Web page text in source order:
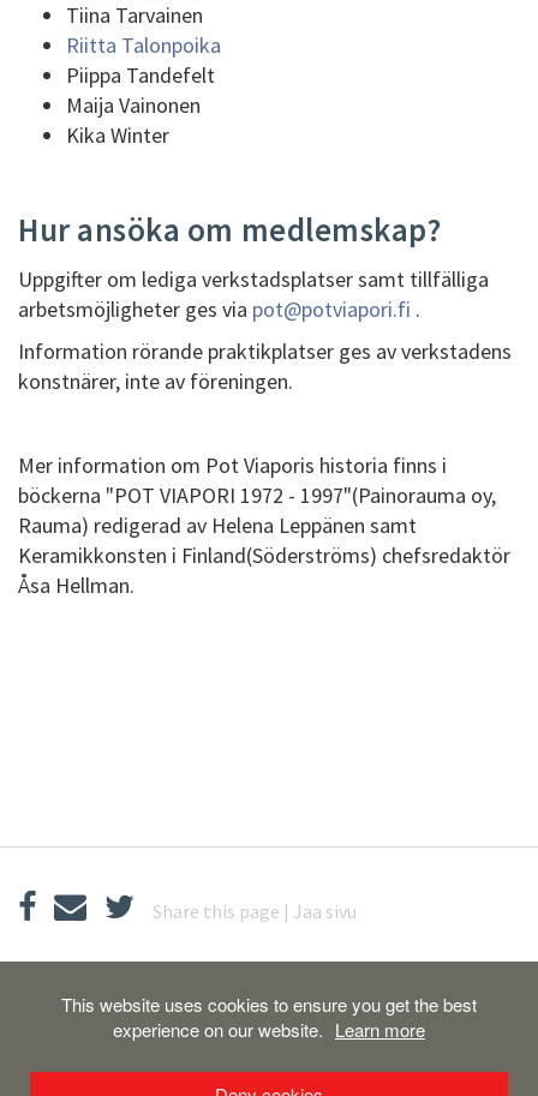
This website uses cookies to ensure you get the best
experience on our website. Learn more
Tiina Tarvainen
Riitta Talonpoika
Piippa Tandefelt
Maija Vainonen
Kika Winter
Hur ansöka om medlemskap?
Uppgifter om lediga verkstadsplatser samt tillfälliga
arbetsmöjligheter ges via pot@potviapori.fi .
Information rörande praktikplatser ges av verkstadens
konstnärer, inte av föreningen.
Mer information om Pot Viaporis historia finns i
böckerna "POT VIAPORI 1972 - 1997"(Painorauma oy,
Rauma) redigerad av Helena Leppänen samt
Keramikkonsten i Finland(Söderströms) chefsredaktör
Åsa Hellman.
Share this page | Jaa sivu
Finland,